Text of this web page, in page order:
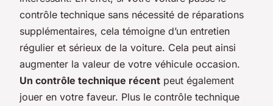
contrôle technique sans nécessité de réparations
supplémentaires, cela témoigne d’un entretien
régulier et sérieux de la voiture. Cela peut ainsi
augmenter la valeur de votre véhicule occasion.
Un contrôle technique récent peut également
jouer en votre faveur. Plus le contrôle technique